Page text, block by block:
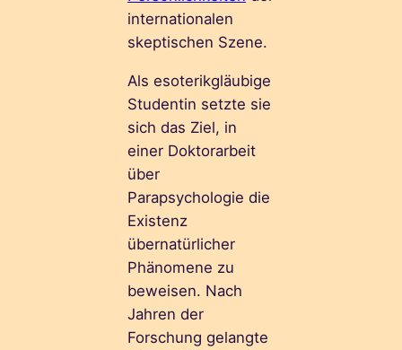
internationalen
skeptischen Szene.
Als esoterikgläubige
Studentin setzte sie
sich das Ziel, in
einer Doktorarbeit
über
Parapsychologie die
Existenz
übernatürlicher
Phänomene zu
beweisen. Nach
Jahren der
Forschung gelangte